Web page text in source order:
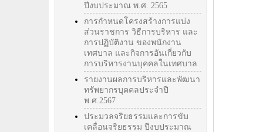
ปีงบประมาณ พ.ศ. 2565
การกำหนดโครงสร้างการแบ่ง
ส่วนราชการ วิธีการบริหาร และ
การปฏิบัติงาน ของพนักงาน
เทศบาล และกิจการอันเกี่ยวกับ
การบริหารงานบุคคลในเทศบาล
รายงานผลการบริหารและพัฒนา
ทรัพยากรบุคคลประจำปี
พ.ศ.2567
ประมวลจริยธรรมและการขับ
เคลื่อนจริยธรรม ปีงบประมาณ